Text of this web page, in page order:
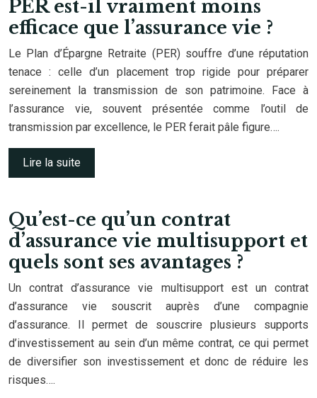
PER est-il vraiment moins
efficace que l’assurance vie ?
Le Plan d’Épargne Retraite (PER) souffre d’une réputation
tenace : celle d’un placement trop rigide pour préparer
sereinement la transmission de son patrimoine. Face à
l’assurance vie, souvent présentée comme l’outil de
transmission par excellence, le PER ferait pâle figure….
Lire la suite
Qu’est-ce qu’un contrat
d’assurance vie multisupport et
quels sont ses avantages ?
Un contrat d’assurance vie multisupport est un contrat
d’assurance vie souscrit auprès d’une compagnie
d’assurance. Il permet de souscrire plusieurs supports
d’investissement au sein d’un même contrat, ce qui permet
de diversifier son investissement et donc de réduire les
risques….